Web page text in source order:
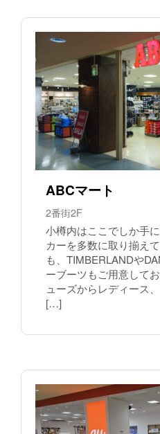
ABCマート
2番街2F
小樽内はここでしか手
カーを多数に取り揃え
も、TIMBERLANDや
ーブーツもご用意して
ューズからレディース
[…]